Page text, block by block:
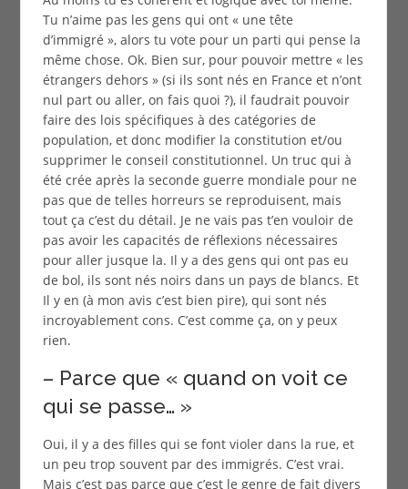
Tu n’aime pas les gens qui ont « une tête
d’immigré », alors tu vote pour un parti qui pense la
même chose. Ok. Bien sur, pour pouvoir mettre « les
étrangers dehors » (si ils sont nés en France et n’ont
nul part ou aller, on fais quoi ?), il faudrait pouvoir
faire des lois spécifiques à des catégories de
population, et donc modifier la constitution et/ou
supprimer le conseil constitutionnel. Un truc qui à
été crée après la seconde guerre mondiale pour ne
pas que de telles horreurs se reproduisent, mais
tout ça c’est du détail. Je ne vais pas t’en vouloir de
pas avoir les capacités de réflexions nécessaires
pour aller jusque la. Il y a des gens qui ont pas eu
de bol, ils sont nés noirs dans un pays de blancs. Et
Il y en (à mon avis c’est bien pire), qui sont nés
incroyablement cons. C’est comme ça, on y peux
rien.
– Parce que « quand on voit ce
qui se passe… »
Oui, il y a des filles qui se font violer dans la rue, et
un peu trop souvent par des immigrés. C’est vrai.
Mais c’est pas parce que c’est le genre de fait divers